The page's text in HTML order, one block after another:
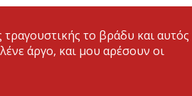
τραγουστικής το βράδυ και αυτός
άργο, και μου αρέσουν οι